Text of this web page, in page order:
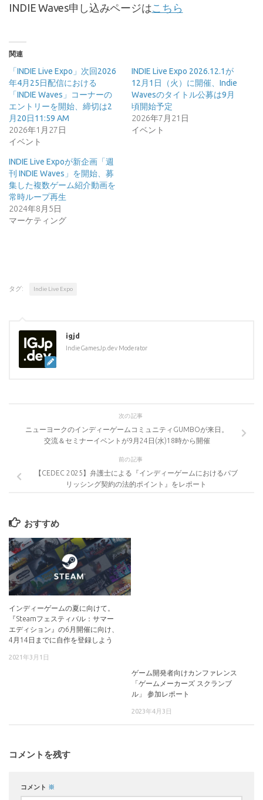
INDIE Waves申し込みページは こちら
関連
「INDIE Live Expo」次回2026
年4月25日配信における
「INDIE Waves」コーナーの
エントリーを開始、締切は2
月20日11:59 AM
2026年1月27日
イベント
INDIE Live Expo 2026.12.1が
12月1日（火）に開催、Indie
Wavesのタイトル公募は9月
頃開始予定
2026年7月21日
イベント
INDIE Live Expoが新企画「週
刊 INDIE Waves」を開始、募
集した複数ゲーム紹介動画を
常時ループ再生
2024年8月5日
マーケティング
タグ: Indie Live Expo
igjd
IndieGamesJp.dev Moderator
次の記事
ニューヨークのインディーゲームコミュニティGUMBOが来日。
交流＆セミナーイベントが9月24日(水)18時から開催
前の記事
【CEDEC 2025】弁護士による『インディーゲームにおけるパブ
リッシング契約の法的ポイント』をレポート
おすすめ
インディーゲームの夏に向けて。
『Steamフェスティバル：サマー
エディション』の6月開催に向け、
4月14日までに自作を登録しよう
2021年3月1日
ゲーム開発者向けカンファレンス
「ゲームメーカーズ スクランブ
ル」 参加レポート
2023年4月3日
コメントを残す
コメント ※